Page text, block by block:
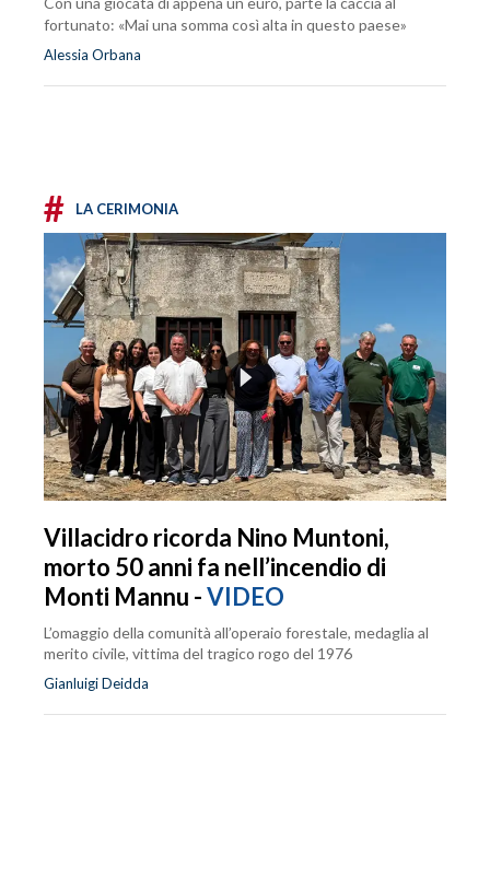
fortunato: «Mai una somma così alta in questo paese»
Alessia Orbana
# LA CERIMONIA
Villacidro ricorda Nino Muntoni,
morto 50 anni fa nell’incendio di
Monti Mannu -VIDEO
L’omaggio della comunità all’operaio forestale, medaglia al
merito civile, vittima del tragico rogo del 1976
Gianluigi Deidda